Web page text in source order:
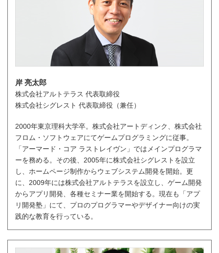
岸 亮太郎
株式会社アルトテラス 代表取締役
株式会社シグレスト 代表取締役（兼任）
2000年東京理科大学卒。株式会社アートディンク、株式会社
フロム・ソフトウェアにてゲームプログラミングに従事。
「アーマード・コア ラストレイヴン」ではメインプログラマ
ーを務める。その後、2005年に株式会社シグレストを設立
し、ホームページ制作からウェブシステム開発を開始。更
に、2009年には株式会社アルトテラスを設立し、ゲーム開発
からアプリ開発、各種セミナー業を開始する。現在も「アプ
リ開発塾」にて、プロのプログラマーやデザイナー向けの実
践的な教育を行っている。